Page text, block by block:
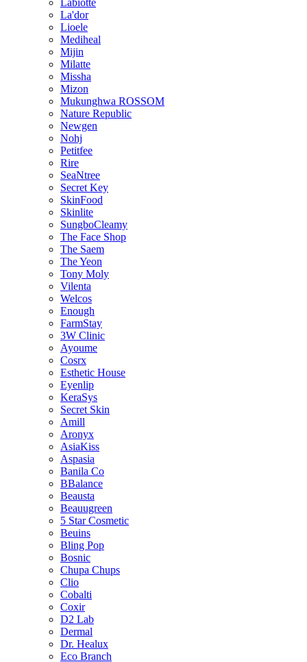
Labiotte
La'dor
Lioele
Mediheal
Mijin
Milatte
Missha
Mizon
Mukunghwa ROSSOM
Nature Republic
Newgen
Nohj
Petitfee
Rire
SeaNtree
Secret Key
SkinFood
Skinlite
SungboCleamy
The Face Shop
The Saem
The Yeon
Tony Moly
Vilenta
Welcos
Enough
FarmStay
3W Clinic
Ayoume
Cosrx
Esthetic House
Eyenlip
KeraSys
Secret Skin
Amill
Aronyx
AsiaKiss
Aspasia
Banila Co
BBalance
Beausta
Beauugreen
5 Star Cosmetic
Beuins
Bling Pop
Bosnic
Chupa Chups
Clio
Cobalti
Coxir
D2 Lab
Dermal
Dr. Healux
Eco Branch